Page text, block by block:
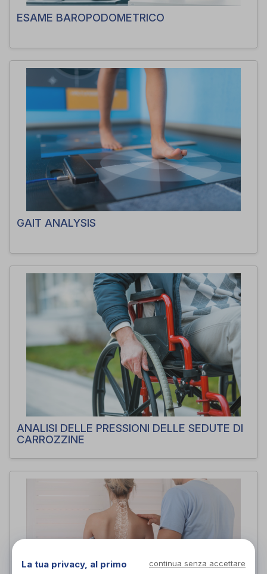
ESAME BAROPODOMETRICO
GAIT ANALYSIS
ANALISI DELLE PRESSIONI DELLE SEDUTE DI
CARROZZINE
La tua privacy, al primo
continua senza accettare